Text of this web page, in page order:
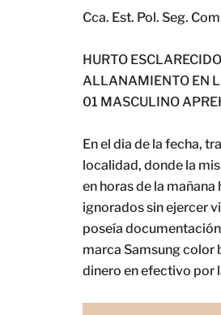
Cca. Est. Pol. Seg.
HURTO ESCLARECIDO
ALLANAMIENTO EN
01 MASCULINO
En el dia de la fecha,
localidad, donde la
en horas de la
ignorados sin ejercer
poseía
marca Samsung color
dinero en efectivo por